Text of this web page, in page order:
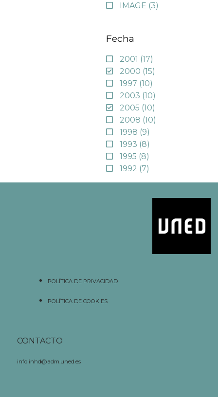
IMAGE (3)
Fecha
2001 (17)
2000 (15)
1997 (10)
2003 (10)
2005 (10)
2008 (10)
1998 (9)
1993 (8)
1995 (8)
1992 (7)
POLÍTICA DE PRIVACIDAD
POLÍTICA DE COOKIES
CONTACTO
infolinhd@adm.uned.es